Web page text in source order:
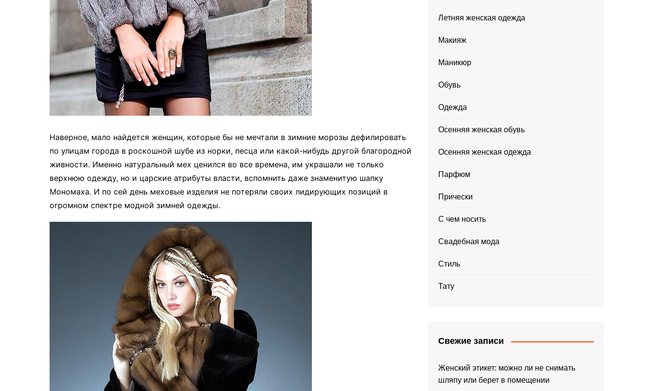
Наверное, мало найдется женщин, которые бы не мечтали в зимние морозы дефилировать
по улицам города в роскошной шубе из норки, песца или какой-нибудь другой благородной
живности. Именно натуральный мех ценился во все времена, им украшали не только
верхнюю одежду, но и царские атрибуты власти, вспомнить даже знаменитую шапку
Мономаха. И по сей день меховые изделия не потеряли своих лидирующих позиций в
огромном спектре модной зимней одежды.
Летняя женская одежда
Макияж
Маникюр
Обувь
Одежда
Осенняя женская обувь
Осенняя женская одежда
Парфюм
Прически
С чем носить
Свадебная мода
Стиль
Тату
Свежие записи
Женский этикет: можно ли не снимать
шляпу или берет в помещении